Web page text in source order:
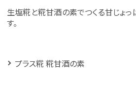
生塩糀と糀甘酒の素でつくる甘じょ
す。
プラス糀 糀甘酒の素